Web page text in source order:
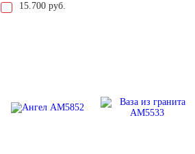
15.700 руб.